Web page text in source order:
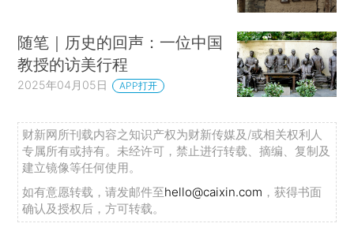
随笔｜历史的回声：一位中国
教授的访美行程
2025年04月05日 APP打开
财新网所刊载内容之知识产权为财新传媒及/或相关权利人
专属所有或持有。未经许可，禁止进行转载、摘编、复制及
建立镜像等任何使用。
如有意愿转载，请发邮件至hello@caixin.com ，获得书面
确认及授权后，方可转载。